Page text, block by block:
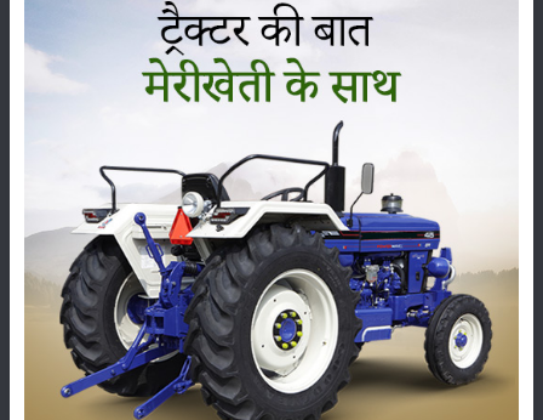
सम्पादकीय अन्य
पूसा बासमती 1882: सूखे में भी बेहतरीन उत्पादन देने वाली
भारत की पहली सूखा-सहिष्णु बासमती किस्म
22-Jun-2026